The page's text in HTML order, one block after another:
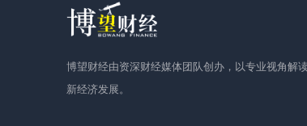
博望财经由资深财经媒体团队创办，以专业视角解
新经济发展。